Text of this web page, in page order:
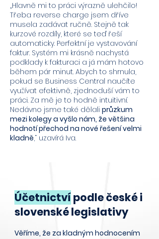
„Hlavně mi to práci výrazně ulehčilo!
Třeba reverse charge jsem dříve
musela zadávat ručně. Stejně tak
kurzové rozdíly, které se teď řeší
automaticky. Perfektní je vystavování
faktur. Systém mi krásně nachystá
podklady k fakturaci a já mám hotovo
během pár minut. Abych to shrnula,
pokud se Business Central naučíte
využívat efektivně, zjednoduší vám to
práci. Za mě je to hodně intuitivní.
Nedávno jsme také dělali průzkum
mezi kolegy a vyšlo nám, že většina
hodnotí přechod na nové řešení velmi
kladně,“ uzavírá Iva.
Účetnictví podle české i
slovenské legislativy
Věříme, že za kladným hodnocením